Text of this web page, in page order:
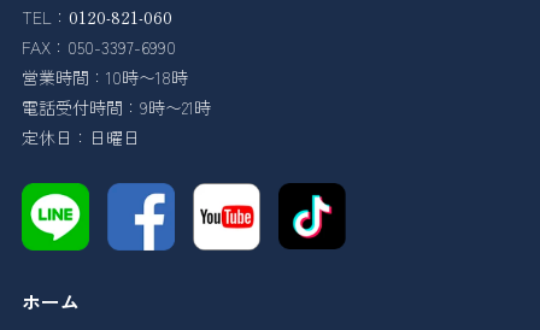
TEL： 0120-821-060
FAX：050-3397-6990
営業時間：10時〜18時
電話受付時間：9時〜21時
定休日：日曜日
ホーム